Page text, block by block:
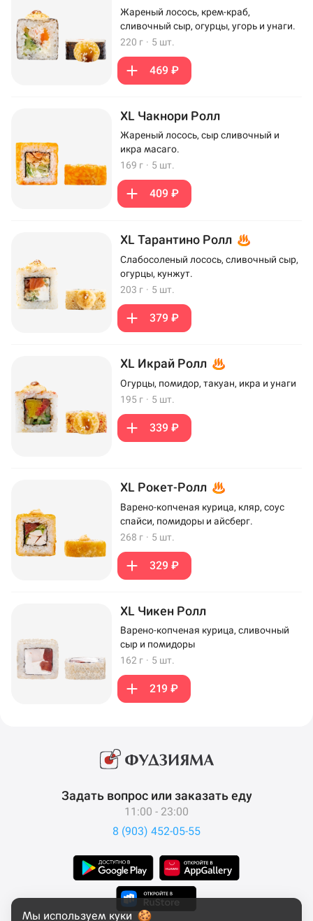
Жареный лосось, крем-краб,
сливочный сыр, огурцы, угорь и унаги.
220 г · 5 шт.
469 ₽
XL Чакнори Ролл
Жареный лосось, сыр сливочный и
икра масаго.
169 г · 5 шт.
409 ₽
XL Тарантино Ролл
Слабосоленый лосось, сливочный сыр,
огурцы, кунжут.
203 г · 5 шт.
379 ₽
XL Икрай Ролл
Огурцы, помидор, такуан, икра и унаги
195 г · 5 шт.
339 ₽
XL Рокет-Ролл
Варено-копченая курица, кляр, соус
спайси, помидоры и айсберг.
268 г · 5 шт.
329 ₽
XL Чикен Ролл
Варено-копченая курица, сливочный
сыр и помидоры
162 г · 5 шт.
219 ₽
Задать вопрос или заказать еду
11:00 - 23:00
8 (903) 452-05-55
Мы используем куки